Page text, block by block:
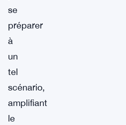
se
préparer
à
un
tel
scénario,
amplifiant
le